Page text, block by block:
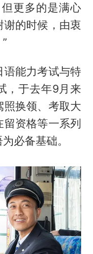
更多的是满心
的时候，由衷
语能力考试与特
，于去年9月来
换领、考取大
资格等一系列
必备基础。